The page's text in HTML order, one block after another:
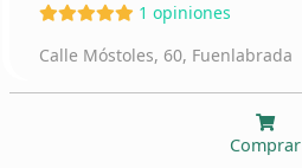
1 opiniones
Calle Móstoles, 60, Fuenlabrada
Comprar